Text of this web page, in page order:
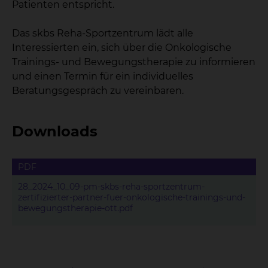
Patienten entspricht.
Das skbs Reha-Sportzentrum lädt alle
Interessierten ein, sich über die Onkologische
Trainings- und Bewegungstherapie zu informieren
und einen Termin für ein individuelles
Beratungsgespräch zu vereinbaren.
Downloads
PDF
28_2024_10_09-pm-skbs-reha-sportzentrum-
zertifizierter-partner-fuer-onkologische-trainings-und-
bewegungstherapie-ott.pdf